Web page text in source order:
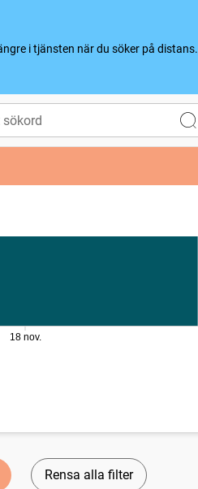
i tjänsten när du söker på distans.
18 nov.
Rensa alla filter